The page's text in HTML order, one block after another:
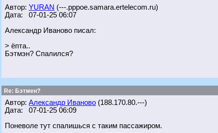
Автор: YURAN (---.pppoe.samara.ertelecom.ru)
Дата: 07-01-25 06:07
Александр Иваново писал:
> ёпта..
Бэтмэн? Спалился?
Re: Бэтмен?
Автор: Александр Иваново (188.170.80.---)
Дата: 07-01-25 06:09
Поневоле тут спалишься с таким пассажиром.